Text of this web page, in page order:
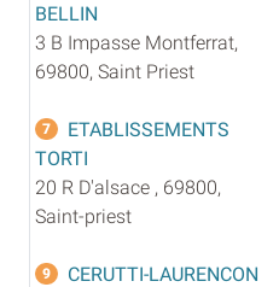
BELLIN
3 B Impasse Montferrat,
69800, Saint Priest
7
ETABLISSEMENTS
TORTI
20 R D'alsace , 69800,
Saint-priest
9
CERUTTI-LAURENCON